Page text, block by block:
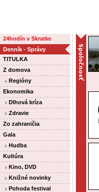
24hodín v Skratke
Denník - Správy
TITULKA
Z domova
Regióny
Ekonomika
Dlhová kríza
Zdravie
Zo zahraničia
Gala
Hudba
Kultúra
Kino, DVD
Knižné novinky
Pohoda festival